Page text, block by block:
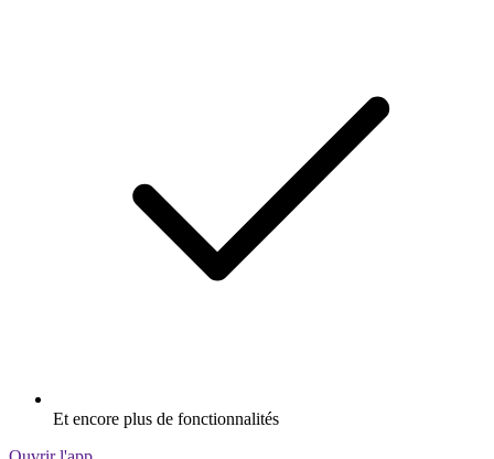
Et encore plus de fonctionnalités